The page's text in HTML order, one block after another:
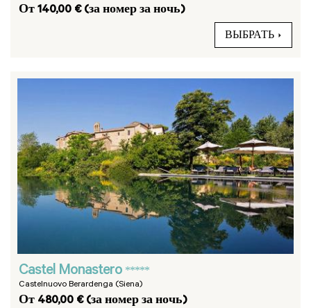
От 140,00 € (за номер за ночь)
ВЫБРАТЬ
Castel Monastero *****
Castelnuovo Berardenga (Siena)
От 480,00 € (за номер за ночь)